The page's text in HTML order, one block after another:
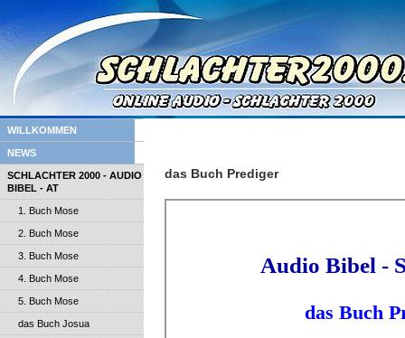
WILLKOMMEN
NEWS
SCHLACHTER 2000 - AUDIO
BIBEL - AT
1. Buch Mose
2. Buch Mose
3. Buch Mose
4. Buch Mose
5. Buch Mose
das Buch Josua
das Buch Prediger